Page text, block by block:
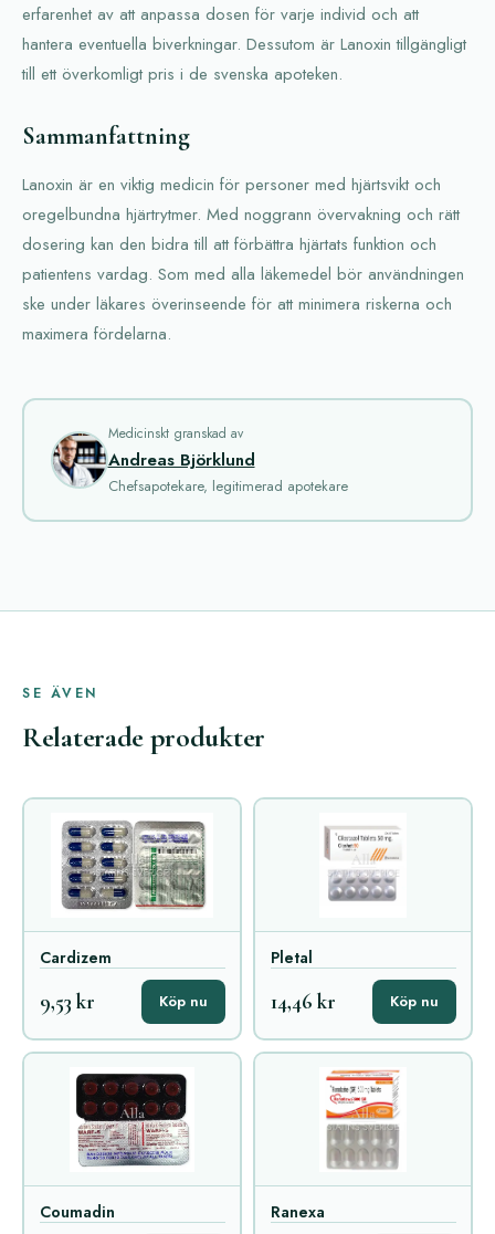
erfarenhet av att anpassa dosen för varje individ och att
hantera eventuella biverkningar. Dessutom är Lanoxin tillgängligt
till ett överkomligt pris i de svenska apoteken.
Sammanfattning
Lanoxin är en viktig medicin för personer med hjärtsvikt och
oregelbundna hjärtrytmer. Med noggrann övervakning och rätt
dosering kan den bidra till att förbättra hjärtats funktion och
patientens vardag. Som med alla läkemedel bör användningen
ske under läkares överinseende för att minimera riskerna och
maximera fördelarna.
Medicinskt granskad av
Andreas Björklund
Chefsapotekare, legitimerad apotekare
SE ÄVEN
Relaterade produkter
Cardizem
9,53 kr Köp nu
Pletal
14,46 kr Köp nu
Coumadin Ranexa